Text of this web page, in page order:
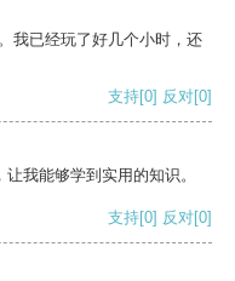
我已经玩了好几个小时，还
支持[0] 反对[0]
我能够学到实用的知识。
支持[0] 反对[0]